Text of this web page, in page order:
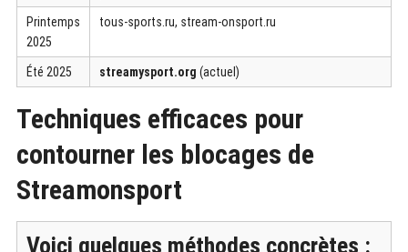
Printemps
2025
tous-sports.ru, stream-onsport.ru
Été 2025 streamysport.org (actuel)
Techniques efficaces pour
contourner les blocages de
Streamonsport
Voici quelques méthodes concrètes :